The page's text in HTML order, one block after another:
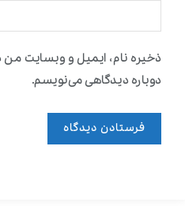
ذخیره نام، ایمیل و وبسایت من
دوباره دیدگاهی می‌نویسم.